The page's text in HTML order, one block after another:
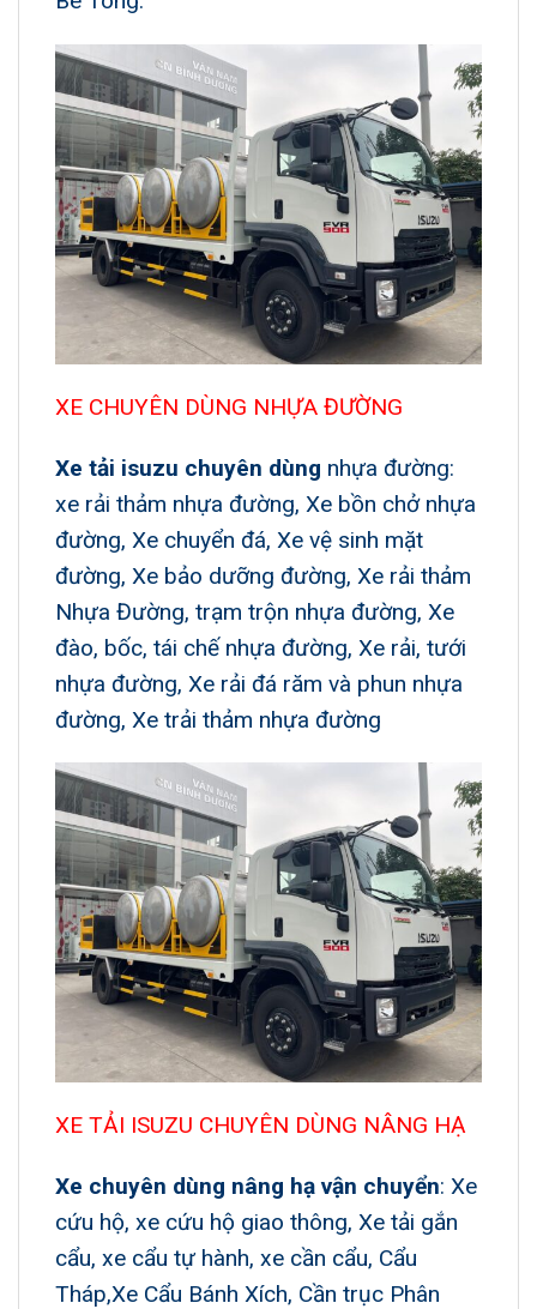
XE CHUYÊN DÙNG NHỰA ĐƯỜNG
Xe tải isuzu chuyên dùng nhựa đường:
xe rải thảm nhựa đường, Xe bồn chở nhựa
đường, Xe chuyển đá, Xe vệ sinh mặt
đường, Xe bảo dưỡng đường, Xe rải thảm
Nhựa Đường, trạm trộn nhựa đường, Xe
đào, bốc, tái chế nhựa đường, Xe rải, tưới
nhựa đường, Xe rải đá răm và phun nhựa
đường, Xe trải thảm nhựa đường
XE TẢI ISUZU CHUYÊN DÙNG NÂNG HẠ
Xe chuyên dùng nâng hạ vận chuyển: Xe
cứu hộ, xe cứu hộ giao thông, Xe tải gắn
cẩu, xe cẩu tự hành, xe cần cẩu, Cẩu
Tháp,Xe Cẩu Bánh Xích, Cần trục Phân